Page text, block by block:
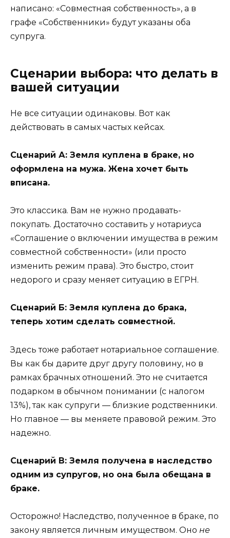
написано: «Совместная собственность», а в
графе «Собственники» будут указаны оба
супруга.
Сценарии выбора: что делать в
вашей ситуации
Не все ситуации одинаковы. Вот как
действовать в самых частых кейсах.
Сценарий А: Земля куплена в браке, но
оформлена на мужа. Жена хочет быть
вписана.
Это классика. Вам не нужно продавать-
покупать. Достаточно составить у нотариуса
«Соглашение о включении имущества в режим
совместной собственности» (или просто
изменить режим права). Это быстро, стоит
недорого и сразу меняет ситуацию в ЕГРН.
Сценарий Б: Земля куплена до брака,
теперь хотим сделать совместной.
Здесь тоже работает нотариальное соглашение.
Вы как бы дарите друг другу половину, но в
рамках брачных отношений. Это не считается
подарком в обычном понимании (с налогом
13%), так как супруги — близкие родственники.
Но главное — вы меняете правовой режим. Это
надежно.
Сценарий В: Земля получена в наследство
одним из супругов, но она была обещана в
браке.
Осторожно! Наследство, полученное в браке, по
закону является личным имуществом. Оно не